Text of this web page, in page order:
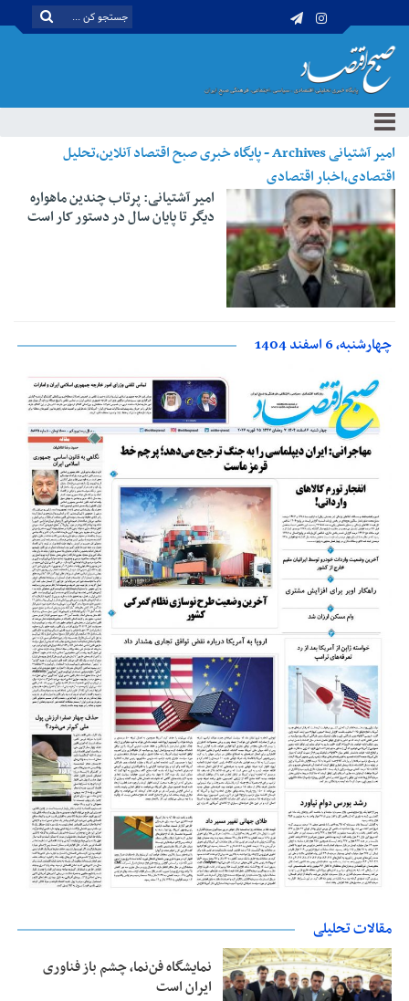
امیر آشتیانی Archives - پایگاه خبری صبح اقتصاد آنلاین،تحلیل
اقتصادی،اخبار اقتصادی
امیر آشتیانی: پرتاب چندین ماهواره‌
دیگر تا پایان سال در دستور کار است
چهارشنبه، 6 اسفند 1404
مقالات تحلیلی
نمایشگاه فن‌نما، چشم باز فناوری
ایران است